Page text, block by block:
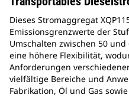
Dieses Stromaggregat
Emissionsgrenzwerte der
Umschalten zwischen 50
eine höhere Flexibilität,
Anforderungen
vielfältige Bereiche und
Fabrikation, Öl und Gas